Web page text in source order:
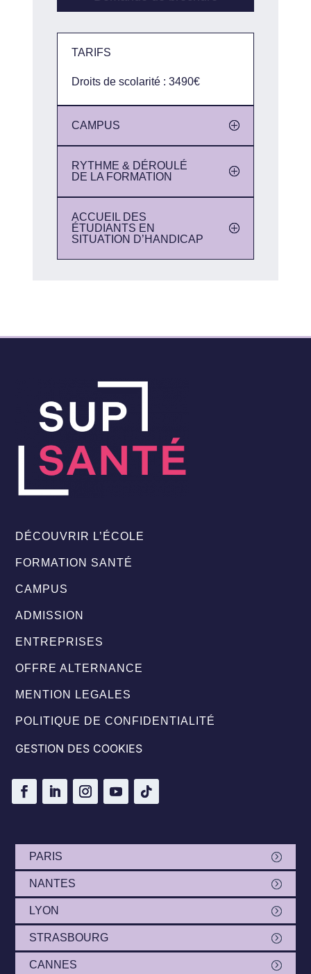
TARIFS
Droits de scolarité : 3490€
CAMPUS
RYTHME & DÉROULÉ
DE LA FORMATION
ACCUEIL DES
ÉTUDIANTS EN
SITUATION D’HANDICAP
DÉCOUVRIR L’ÉCOLE
FORMATION SANTÉ
CAMPUS
ADMISSION
ENTREPRISES
OFFRE ALTERNANCE
MENTION LEGALES
POLITIQUE DE CONFIDENTIALITÉ
GESTION DES COOKIES
PARIS
NANTES
LYON
STRASBOURG
CANNES